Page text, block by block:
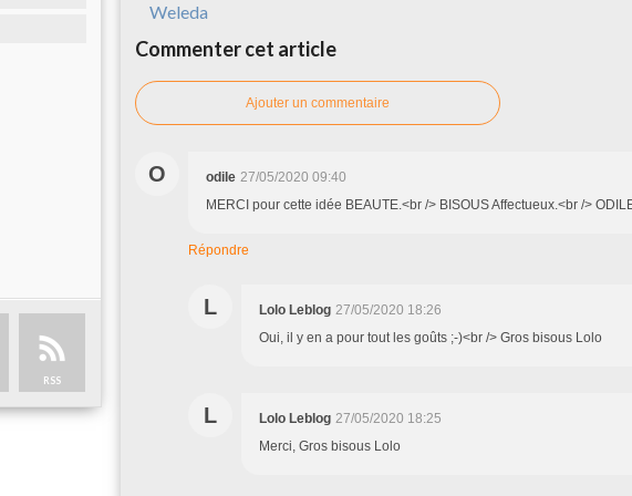
RSS
Weleda
Commenter cet article
Ajouter un commentaire
O odile 27/05/2020 09:40
MERCI pour cette idée BEAUTE.<br /> BISOUS Affectueux.<br />
Répondre
L Lolo Leblog 27/05/2020 18:26
Oui, il y en a pour tout les goûts ;-)<br /> Gros bisous Lolo
L Lolo Leblog 27/05/2020 18:25
Merci, Gros bisous Lolo